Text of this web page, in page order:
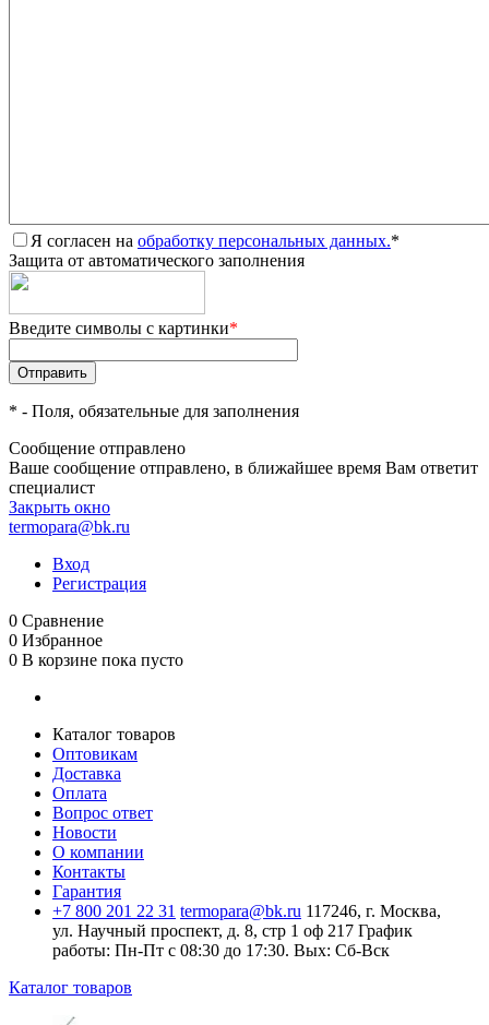
Я согласен на обработку персональных данных.*
Защита от автоматического заполнения
Введите символы с картинки*
* - Поля, обязательные для заполнения
Сообщение отправлено
Ваше сообщение отправлено, в ближайшее время Вам ответит
специалист
Закрыть окно
termopara@bk.ru
Вход
Регистрация
0 Сравнение
0 Избранное
0 В корзине пока пусто
Каталог товаров
Оптовикам
Доставка
Оплата
Вопрос ответ
Новости
О компании
Контакты
Гарантия
+7 800 201 22 31 termopara@bk.ru 117246, г. Москва,
ул. Научный проспект, д. 8, стр 1 оф 217 График
работы: Пн‑Пт с 08:30 до 17:30. Вых: Сб‑Вск
Каталог товаров